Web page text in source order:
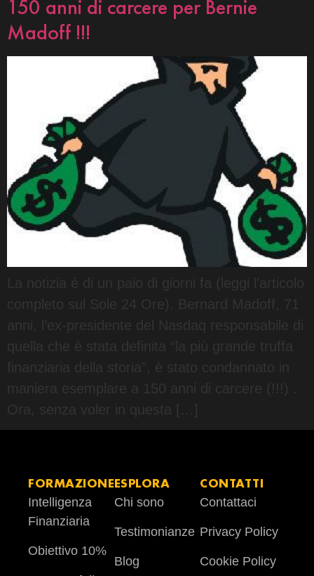
150 anni di carcere per Bernie
Madoff !!!
La notizia è di un paio di giorni fa (leggi l’articolo
completo sul Sole 24 Ore). Bernard Madoff, 71
anni, l’ex-presidente del Nasdaq responsabile di
quella che è stata definita “la più grande truffa
finanziaria della storia”, è stato condannato in
maniera esemplare a 150 anni di carcere (!!!) .
Ora, senza voler in questa […]
FORMAZIONE
Intelligenza
Finanziaria
Obiettivo 10%
ESPLORA
Chi sono
Testimonianze
Blog
CONTATTI
Contattaci
Privacy Policy
Cookie Policy